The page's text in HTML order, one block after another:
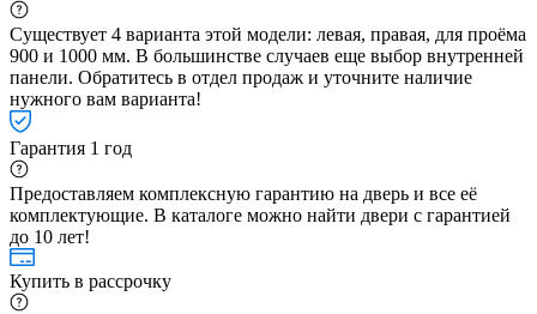
Существует 4 варианта этой модели: левая, правая, для проёма
900 и 1000 мм. В большинстве случаев еще выбор внутренней
панели. Обратитесь в отдел продаж и уточните наличие
нужного вам варианта!
Гарантия 1 год
Предоставляем комплексную гарантию на дверь и все её
комплектующие. В каталоге можно найти двери с гарантией
до 10 лет!
Купить в рассрочку